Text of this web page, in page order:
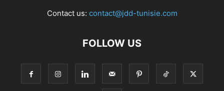
Contact us: contact@jdd-tunisie.com
FOLLOW US